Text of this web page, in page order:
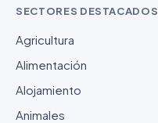
SECTORES DESTACADOS
Agricultura
Alimentación
Alojamiento
Animales